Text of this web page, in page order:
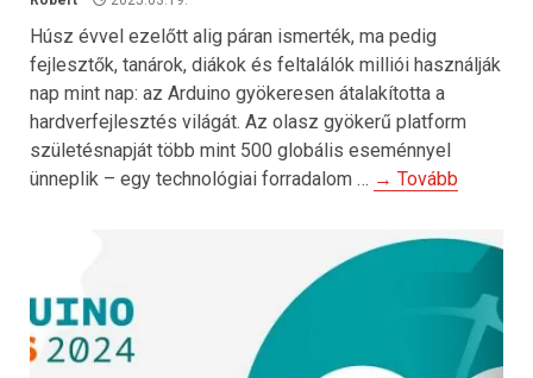
Húsz évvel ezelőtt alig páran ismerték, ma pedig
fejlesztők, tanárok, diákok és feltalálók milliói használják
nap mint nap: az Arduino gyökeresen átalakította a
hardverfejlesztés világát. Az olasz gyökerű platform
születésnapját több mint 500 globális eseménnyel
ünneplik – egy technológiai forradalom … → Tovább